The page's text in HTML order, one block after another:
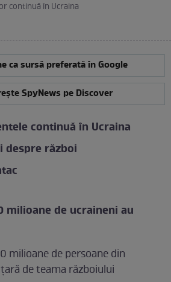
continuă în Ucraina
ca sursă preferată în Google
SpyNews pe Discover
continuă în Ucraina
război
milioane de ucraineni au
milioane de persoane din
de teama războiului